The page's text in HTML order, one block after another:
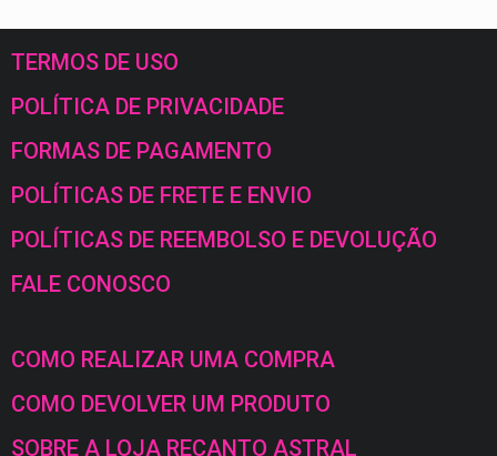
TERMOS DE USO
POLÍTICA DE PRIVACIDADE
FORMAS DE PAGAMENTO
POLÍTICAS DE FRETE E ENVIO
POLÍTICAS DE REEMBOLSO E DEVOLUÇÃO
FALE CONOSCO
COMO REALIZAR UMA COMPRA
COMO DEVOLVER UM PRODUTO
SOBRE A LOJA RECANTO ASTRAL